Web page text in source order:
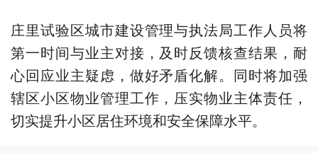
庄里试验区城市建设管理与执法局工作人员将
第一时间与业主对接，及时反馈核查结果，耐
心回应业主疑虑，做好矛盾化解。同时将加强
辖区小区物业管理工作，压实物业主体责任，
切实提升小区居住环境和安全保障水平。